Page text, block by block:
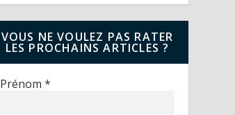
VOUS NE VOULEZ PAS RATER
LES PROCHAINS ARTICLES ?
Prénom*